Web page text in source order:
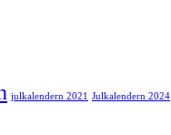
julkalendern 2021 Julkalendern 2024